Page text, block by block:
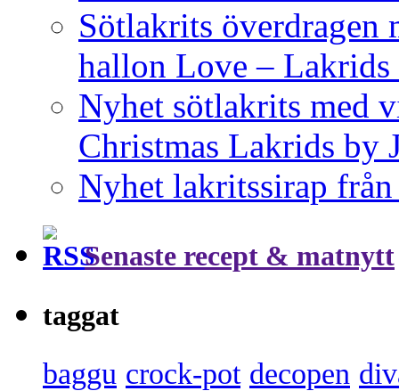
Sötlakrits överdragen
hallon Love –
Nyhet sötlakrits med
Christmas Lakrids by
Nyhet lakritssirap
Senaste recept & matnytt
taggat
baggu crock-pot decopen